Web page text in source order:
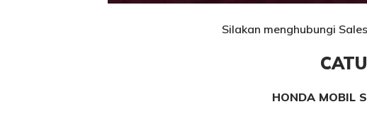
Silakan menghubungi
HONDA MOBIL